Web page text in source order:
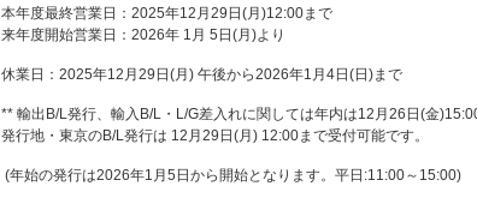
本年度最終営業日：2025年12月29日(月)12:00まで
来年度開始営業日：2026年 1月 5日(月)より
休業日：2025年12月29日(月) 午後から2026年1月4日(日)まで
** 輸出B/L発行、輸入B/L・L/G差入れに関しては年内は12月26日(金
発行地・東京のB/L発行は 12月29日(月) 12:00まで受付可能です。
(年始の発行は2026年1月5日から開始となります。平日:11:00～15:00)